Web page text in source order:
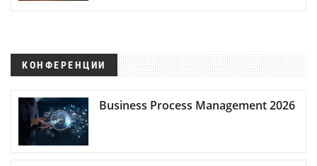
КОНФЕРЕНЦИИ
Business Process Management 2026